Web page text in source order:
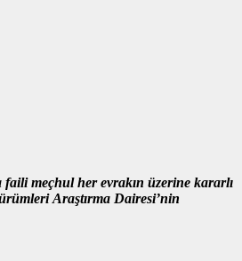
faili meçhul her evrakın üzerine kararlı
Araştırma Dairesi’nin